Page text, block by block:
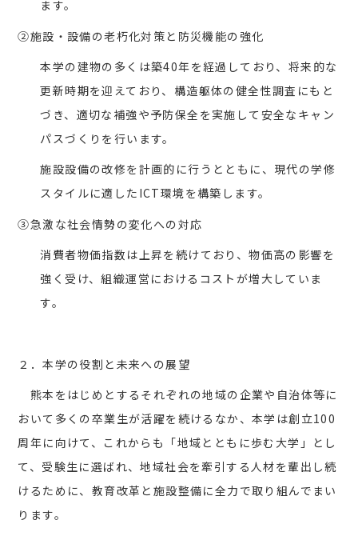
ます。
②施設・設備の老朽化対策と防災機能の強化
本学の建物の多くは築40年を経過しており、将来的な
更新時期を迎えており、構造躯体の健全性調査にもと
づき、適切な補強や予防保全を実施して安全なキャン
パスづくりを行います。
施設設備の改修を計画的に行うとともに、現代の学修
スタイルに適したICT環境を構築します。
③急激な社会情勢の変化への対応
消費者物価指数は上昇を続けており、物価高の影響を
強く受け、組織運営におけるコストが増大していま
す。
２．本学の役割と未来への展望
熊本をはじめとするそれぞれの地域の企業や自治体等に
おいて多くの卒業生が活躍を続けるなか、本学は創立100
周年に向けて、これからも「地域とともに歩む大学」とし
て、受験生に選ばれ、地域社会を牽引する人材を輩出し続
けるために、教育改革と施設整備に全力で取り組んでまい
ります。